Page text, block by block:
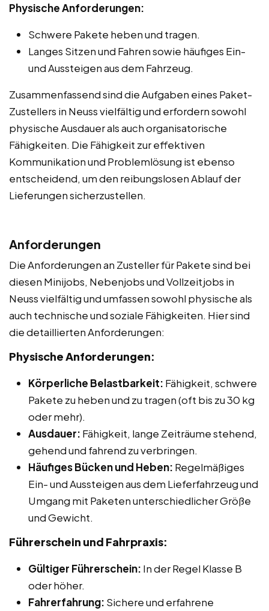
Physische Anforderungen:
Schwere Pakete heben und tragen.
Langes Sitzen und Fahren sowie häufiges Ein-
und Aussteigen aus dem Fahrzeug.
Zusammenfassend sind die Aufgaben eines Paket-
Zustellers in Neuss vielfältig und erfordern sowohl
physische Ausdauer als auch organisatorische
Fähigkeiten. Die Fähigkeit zur effektiven
Kommunikation und Problemlösung ist ebenso
entscheidend, um den reibungslosen Ablauf der
Lieferungen sicherzustellen.
Anforderungen
Die Anforderungen an Zusteller für Pakete sind bei
diesen Minijobs, Nebenjobs und Vollzeitjobs in
Neuss vielfältig und umfassen sowohl physische als
auch technische und soziale Fähigkeiten. Hier sind
die detaillierten Anforderungen:
Physische Anforderungen:
Körperliche Belastbarkeit: Fähigkeit, schwere
Pakete zu heben und zu tragen (oft bis zu 30 kg
oder mehr).
Ausdauer: Fähigkeit, lange Zeiträume stehend,
gehend und fahrend zu verbringen.
Häufiges Bücken und Heben: Regelmäßiges
Ein- und Aussteigen aus dem Lieferfahrzeug und
Umgang mit Paketen unterschiedlicher Größe
und Gewicht.
Führerschein und Fahrpraxis:
Gültiger Führerschein: In der Regel Klasse B
oder höher.
Fahrerfahrung: Sichere und erfahrene